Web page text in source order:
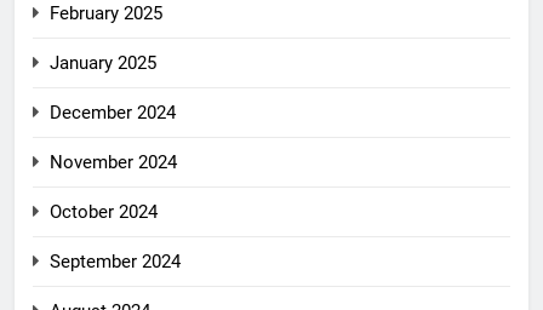
February 2025
January 2025
December 2024
November 2024
October 2024
September 2024